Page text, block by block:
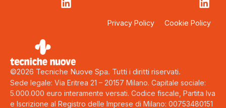
Privacy Policy Cookie Policy
©2026 Tecniche Nuove Spa. Tutti i diritti riservati.
Sede legale: Via Eritrea 21 – 20157 Milano. Capitale sociale:
5.000.000 euro interamente versati. Codice fiscale, Partita Iva
e Iscrizione al Registro delle Imprese di Milano: 00753480151